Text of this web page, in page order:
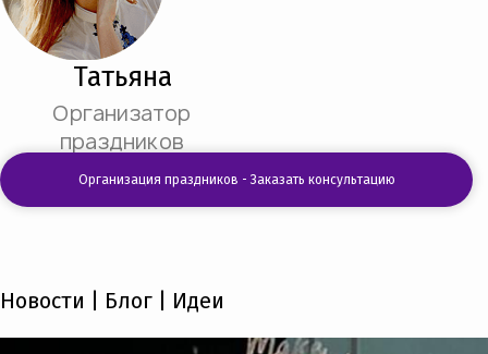
Татьяна
Организатор
праздников
Организация праздников - Заказать консультацию
Новости | Блог | Идеи